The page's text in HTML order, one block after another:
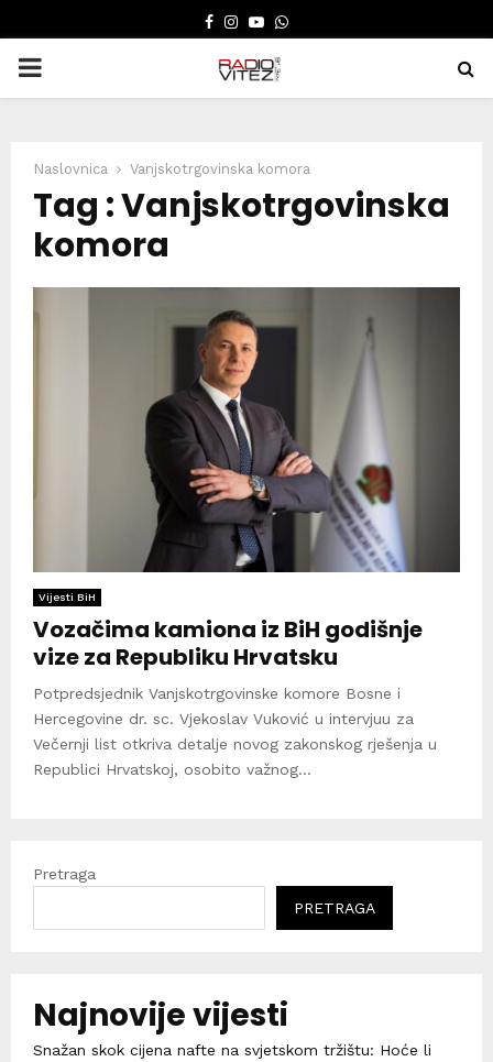
FACEBOOK
INSTAGRAM
YOUTUBE
WHATSAPP
PRIMARY
Naslovnica Vanjskotrgovinska komora
Tag : Vanjskotrgovinska
komora
Vijesti BiH
Vozačima kamiona iz BiH godišnje
vize za Republiku Hrvatsku
Potpredsjednik Vanjskotrgovinske komore Bosne i
Hercegovine dr. sc. Vjekoslav Vuković u intervjuu za
Večernji list otkriva detalje novog zakonskog rješenja u
Republici Hrvatskoj, osobito važnog...
Pretraga
PRETRAGA
Najnovije vijesti
Snažan skok cijena nafte na svjetskom tržištu: Hoće li